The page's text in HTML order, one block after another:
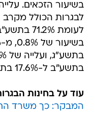
בשיעור הזכאים.
לעומת
בתשע"ב ל-17.6% בתשע"ג.
עוד על בחינות
המבקר: כך משרד